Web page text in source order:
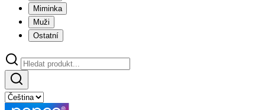
Miminka
Muži
Ostatní